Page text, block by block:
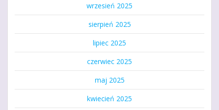
wrzesień 2025
sierpień 2025
lipiec 2025
czerwiec 2025
maj 2025
kwiecień 2025